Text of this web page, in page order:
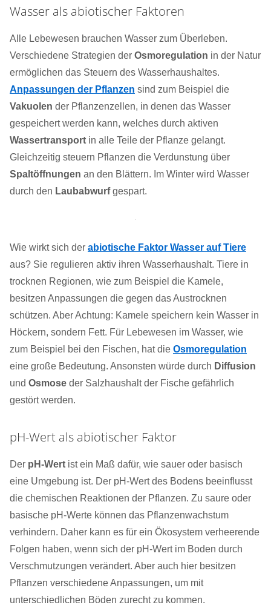
Wasser als abiotischer Faktoren
Alle Lebewesen brauchen Wasser zum Überleben.
Verschiedene Strategien der Osmoregulation in der Natur
ermöglichen das Steuern des Wasserhaushaltes.
Anpassungen der Pflanzen sind zum Beispiel die
Vakuolen der Pflanzenzellen, in denen das Wasser
gespeichert werden kann, welches durch aktiven
Wassertransport in alle Teile der Pflanze gelangt.
Gleichzeitig steuern Pflanzen die Verdunstung über
Spaltöffnungen an den Blättern. Im Winter wird Wasser
durch den Laubabwurfgespart.
Wie wirkt sich der abiotische Faktor Wasser auf Tiere
aus? Sie regulieren aktiv ihren Wasserhaushalt. Tiere in
trocknen Regionen, wie zum Beispiel die Kamele,
besitzen Anpassungen die gegen das Austrocknen
schützen. Aber Achtung: Kamele speichern kein Wasser in
Höckern, sondern Fett. Für Lebewesen im Wasser, wie
zum Beispiel bei den Fischen, hat die Osmoregulation
eine große Bedeutung. Ansonsten würde durch Diffusion
und Osmose der Salzhaushalt der Fische gefährlich
gestört werden.
pH-Wert als abiotischer Faktor
Der pH-Wert ist ein Maß dafür, wie sauer oder basisch
eine Umgebung ist. Der pH-Wert des Bodens beeinflusst
die chemischen Reaktionen der Pflanzen. Zu saure oder
basische pH-Werte können das Pflanzenwachstum
verhindern. Daher kann es für ein Ökosystem verheerende
Folgen haben, wenn sich der pH-Wert im Boden durch
Verschmutzungen verändert. Aber auch hier besitzen
Pflanzen verschiedene Anpassungen, um mit
unterschiedlichen Böden zurecht zu kommen.